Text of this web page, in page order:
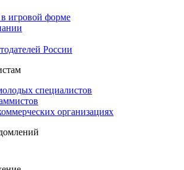
игровой форме
России
специалистов
организациях